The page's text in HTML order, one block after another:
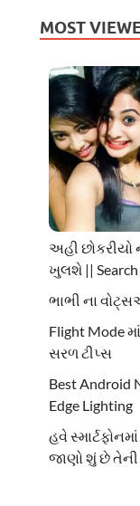
MOST
અહી છોકરીયો
ખુલશે || Search
ભાભી ના
Flight Mode
સરળ ટીપ્સ
Best Android
Edge Lighting
હવે
જાણો શું છે